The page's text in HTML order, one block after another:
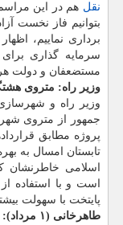
نقل هم در این مراسم
برداری نماییم،
سرمایه گذاری
مستضعفان و دولت هر
وزیر راه: متروی
وزیر راه و
جمهور از متروی شهر
پروژه مطابق
تابستان امسال به
اسلامی
است و با استفاده
پایتخت با سهولت
طاهرخانی (۱ مرداد): متروی هشتگرد تا آخر تابستان افتتاح می شود